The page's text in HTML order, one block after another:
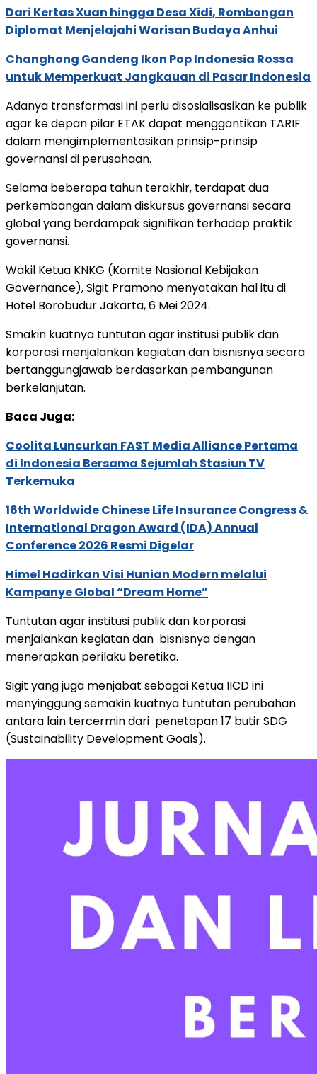
Dari Kertas Xuan hingga Desa Xidi, Rombongan
Diplomat Menjelajahi Warisan Budaya Anhui
Changhong Gandeng Ikon Pop Indonesia Rossa
untuk Memperkuat Jangkauan di Pasar Indonesia
Adanya transformasi ini perlu disosialisasikan ke publik
agar ke depan pilar ETAK dapat menggantikan TARIF
dalam mengimplementasikan prinsip-prinsip
governansi di perusahaan.
Selama beberapa tahun terakhir, terdapat dua
perkembangan dalam diskursus governansi secara
global yang berdampak signifikan terhadap praktik
governansi.
Wakil Ketua KNKG (Komite Nasional Kebijakan
Governance), Sigit Pramono menyatakan hal itu di
Hotel Borobudur Jakarta, 6 Mei 2024.
Smakin kuatnya tuntutan agar institusi publik dan
korporasi menjalankan kegiatan dan bisnisnya secara
bertanggungjawab berdasarkan pembangunan
berkelanjutan.
Baca Juga:
Coolita Luncurkan FAST Media Alliance Pertama
di Indonesia Bersama Sejumlah Stasiun TV
Terkemuka
16th Worldwide Chinese Life Insurance Congress &
International Dragon Award (IDA) Annual
Conference 2026 Resmi Digelar
Himel Hadirkan Visi Hunian Modern melalui
Kampanye Global “Dream Home”
Tuntutan agar institusi publik dan korporasi
menjalankan kegiatan dan bisnisnya dengan
menerapkan perilaku beretika.
Sigit yang juga menjabat sebagai Ketua IICD ini
menyinggung semakin kuatnya tuntutan perubahan
antara lain tercermin dari penetapan 17 butir SDG
(Sustainability Development Goals).